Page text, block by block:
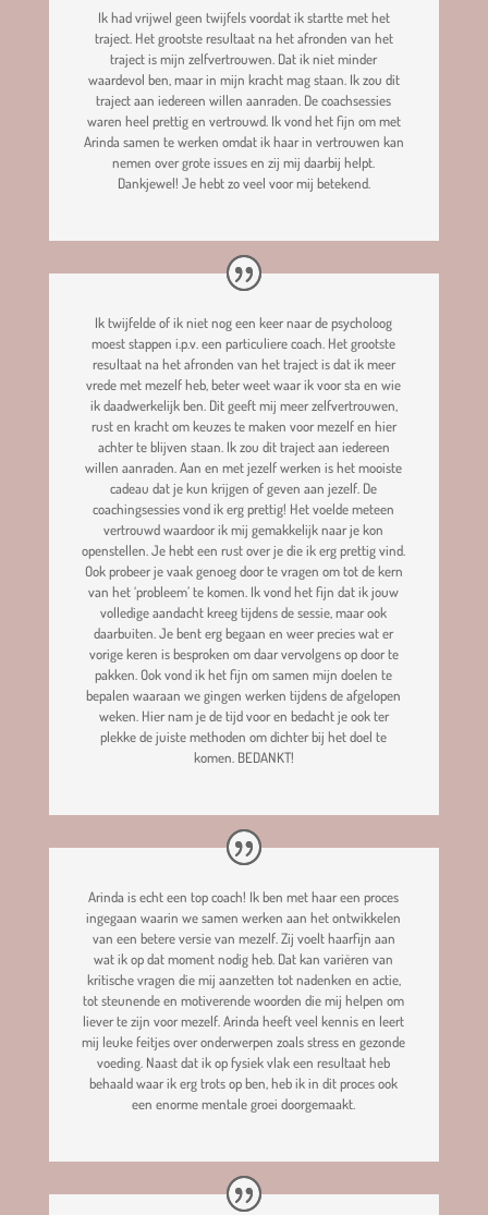
Ik had vrijwel geen twijfels voordat ik startte met het
traject. Het grootste resultaat na het afronden van het
traject is mijn zelfvertrouwen. Dat ik niet minder
waardevol ben, maar in mijn kracht mag staan. Ik zou dit
traject aan iedereen willen aanraden. De coachsessies
waren heel prettig en vertrouwd. Ik vond het fijn om met
Arinda samen te werken omdat ik haar in vertrouwen kan
nemen over grote issues en zij mij daarbij helpt.
Dankjewel! Je hebt zo veel voor mij betekend.
Ik twijfelde of ik niet nog een keer naar de psycholoog
moest stappen i.p.v. een particuliere coach. Het grootste
resultaat na het afronden van het traject is dat ik meer
vrede met mezelf heb, beter weet waar ik voor sta en wie
ik daadwerkelijk ben. Dit geeft mij meer zelfvertrouwen,
rust en kracht om keuzes te maken voor mezelf en hier
achter te blijven staan. Ik zou dit traject aan iedereen
willen aanraden. Aan en met jezelf werken is het mooiste
cadeau dat je kun krijgen of geven aan jezelf. De
coachingsessies vond ik erg prettig! Het voelde meteen
vertrouwd waardoor ik mij gemakkelijk naar je kon
openstellen. Je hebt een rust over je die ik erg prettig vind.
Ook probeer je vaak genoeg door te vragen om tot de kern
van het ‘probleem’ te komen. Ik vond het fijn dat ik jouw
volledige aandacht kreeg tijdens de sessie, maar ook
daarbuiten. Je bent erg begaan en weer precies wat er
vorige keren is besproken om daar vervolgens op door te
pakken. Ook vond ik het fijn om samen mijn doelen te
bepalen waaraan we gingen werken tijdens de afgelopen
weken. Hier nam je de tijd voor en bedacht je ook ter
plekke de juiste methoden om dichter bij het doel te
komen. BEDANKT!
Arinda is echt een top coach! Ik ben met haar een proces
ingegaan waarin we samen werken aan het ontwikkelen
van een betere versie van mezelf. Zij voelt haarfijn aan
wat ik op dat moment nodig heb. Dat kan variëren van
kritische vragen die mij aanzetten tot nadenken en actie,
tot steunende en motiverende woorden die mij helpen om
liever te zijn voor mezelf. Arinda heeft veel kennis en leert
mij leuke feitjes over onderwerpen zoals stress en gezonde
voeding. Naast dat ik op fysiek vlak een resultaat heb
behaald waar ik erg trots op ben, heb ik in dit proces ook
een enorme mentale groei doorgemaakt.